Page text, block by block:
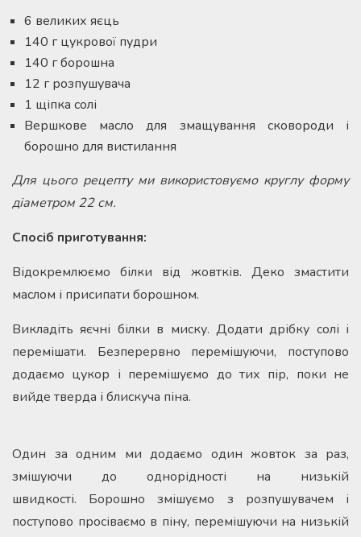
6 великих яєць
140 г цукрової пудри
140 г борошна
12 г розпушувача
1 щіпка солі
Вершкове масло для змащування сковороди і
борошно для вистилання
Для цього рецепту ми використовуємо круглу форму
діаметром 22 см.
Спосіб приготування:
Відокремлюємо білки від жовтків. Деко змастити
маслом і присипати борошном.
Викладіть яєчні білки в миску. Додати дрібку солі і
перемішати. Безперервно перемішуючи, поступово
додаємо цукор і перемішуємо до тих пір, поки не
вийде тверда і блискуча піна.
Один за одним ми додаємо один жовток за раз,
змішуючи до однорідності на низькій
швидкості. Борошно змішуємо з розпушувачем і
поступово просіваємо в піну, перемішуючи на низькій